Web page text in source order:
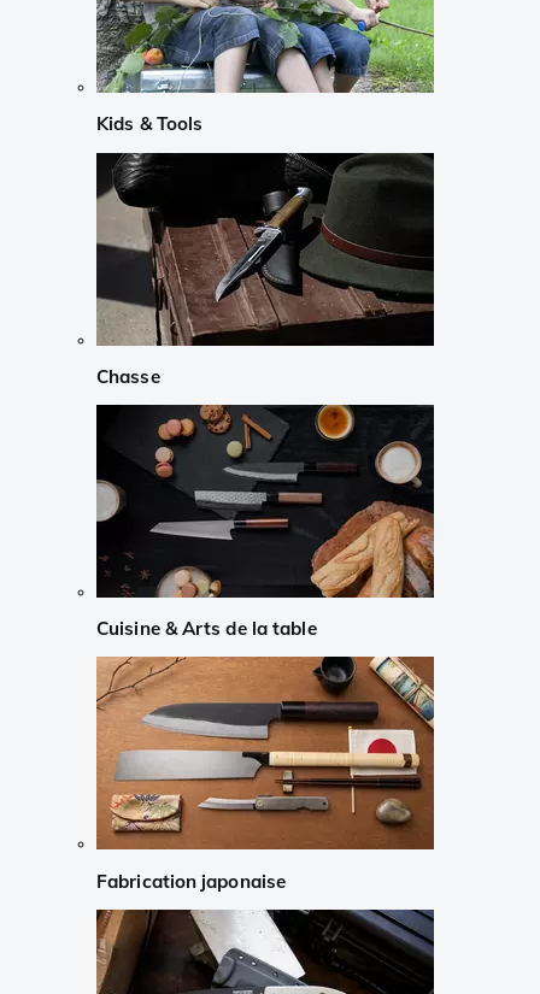
Kids & Tools
Chasse
Cuisine & Arts de la table
Fabrication japonaise